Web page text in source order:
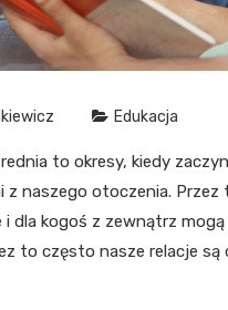
Edukacja
to okresy, kiedy
naszego otoczenia.
kogoś z zewnątrz
to często nasze relacje są